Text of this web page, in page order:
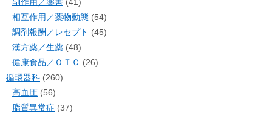
相互作用／薬物動態 (54)
調剤報酬／レセプト (45)
漢方薬／生薬 (48)
健康食品／ＯＴＣ (26)
循環器科 (260)
高血圧 (56)
脂質異常症 (37)